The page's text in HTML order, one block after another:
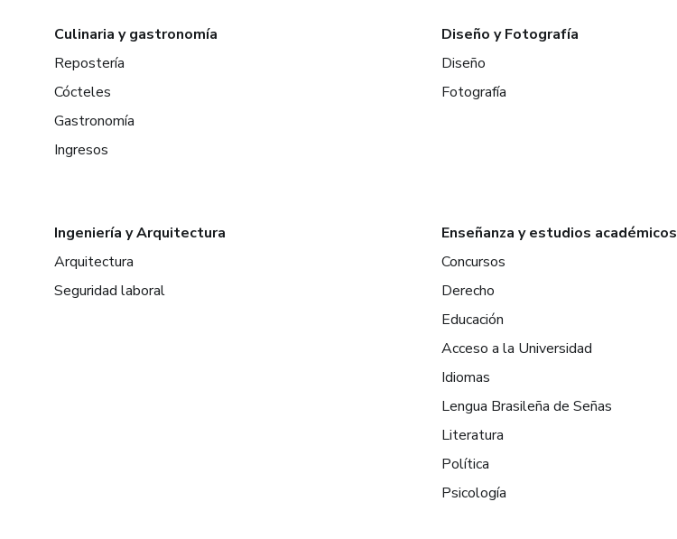
Culinaria y gastronomía
Repostería
Cócteles
Gastronomía
Ingresos
Diseño y Fotografía
Diseño
Fotografía
Ingeniería y Arquitectura
Arquitectura
Seguridad laboral
Enseñanza y estudios académicos
Concursos
Derecho
Educación
Acceso a la Universidad
Idiomas
Lengua Brasileña de Señas
Literatura
Política
Psicología